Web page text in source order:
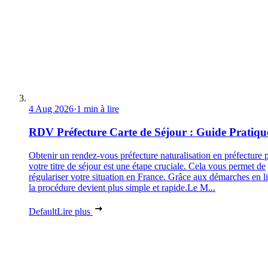
4 Aug 2026·1 min à lire
RDV Préfecture Carte de Séjour : Guide
Obtenir un rendez-vous préfecture naturalisation en préfecture
votre titre de séjour est une étape cruciale. Cela vous permet de
régulariser votre situation en France. Grâce aux démarches en
la procédure devient plus simple et rapide.Le M...
DefaultLire plus